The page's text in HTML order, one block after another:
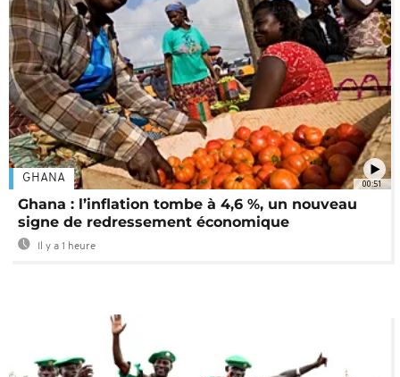
00:51
GHANA
Ghana : l’inflation tombe à 4,6 %, un nouveau
signe de redressement économique
Il y a 1 heure